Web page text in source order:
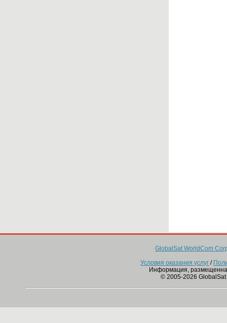
GlobalSat WorldCom
Условия оказания услуг /
Информация,
© 2005-2026